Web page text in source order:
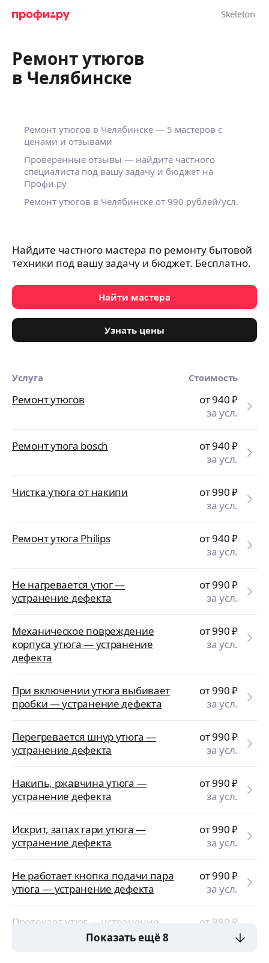
Ремонт утюгов
в Челябинске
Ремонт утюгов в Челябинске — 5 мастеров с
ценами и отзывами
Проверенные отзывы — найдите частного
специалиста под вашу задачу и бюджет на
Профи.ру
Ремонт утюгов в Челябинске от 990 рублей/усл.
Найдите частного мастера по ремонту бытовой
техники под вашу задачу и бюджет. Бесплатно.
Найти мастера
Узнать цены
Услуга Стоимость
Ремонт утюгов от 940₽
за усл.
Ремонт утюга bosch от 940₽
за усл.
Чистка утюга от накипи от 990₽
за усл.
Ремонт утюга Philips от 940₽
за усл.
Не нагревается утюг —
устранение дефекта
от 990₽
за усл.
Механическое повреждение
корпуса утюга — устранение
дефекта
от 990₽
за усл.
При включении утюга выбивает
пробки — устранение дефекта
от 990₽
за усл.
Перегревается шнур утюга —
устранение дефекта
от 990₽
за усл.
Накипь, ржавчина утюга —
устранение дефекта
от 990₽
за усл.
Искрит, запах гари утюга —
устранение дефекта
от 990₽
за усл.
Не работает кнопка подачи пара
утюга — устранение дефекта
от 990₽
за усл.
Протекает утюг — устранение
от 990₽
за усл.
Показать ещё 8